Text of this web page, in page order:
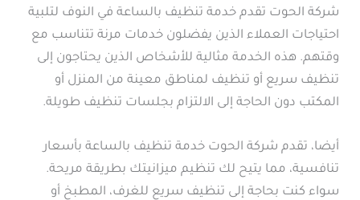
شركة الحوت تقدم خدمة تنظيف بالساعة في النوف لتلبية
احتياجات العملاء الذين يفضلون خدمات مرنة تتناسب مع
وقتهم. هذه الخدمة مثالية للأشخاص الذين يحتاجون إلى
تنظيف سريع أو تنظيف لمناطق معينة من المنزل أو
المكتب دون الحاجة إلى الالتزام بجلسات تنظيف طويلة.
أيضا، تقدم شركة الحوت خدمة تنظيف بالساعة بأسعار
تنافسية، مما يتيح لك تنظيم ميزانيتك بطريقة مريحة.
سواء كنت بحاجة إلى تنظيف سريع للغرف، المطبخ أو